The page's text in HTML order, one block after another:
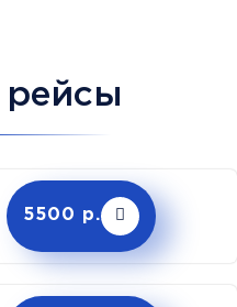
5500 р.